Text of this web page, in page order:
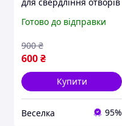
для майстрів і
FLAME
Готово до відправки
600₴
900 ₴
Купити
Веселка 95%